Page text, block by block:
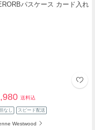
送料込
なし スピード配送
Westwood